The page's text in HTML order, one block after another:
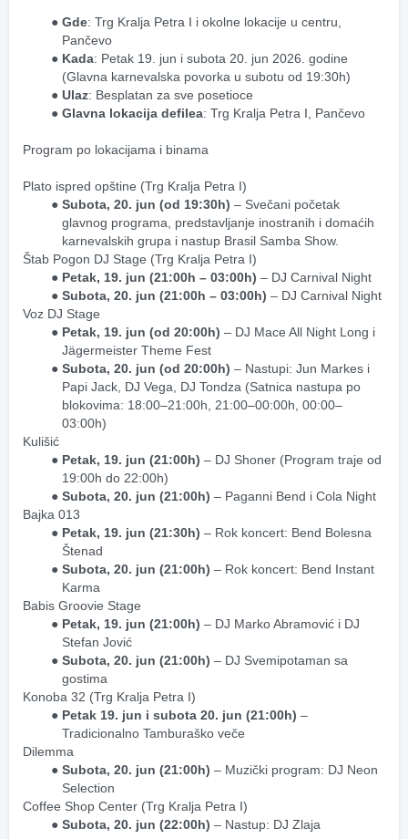
Gde: Trg Kralja Petra I i okolne lokacije u centru,
Pančevo
Kada: Petak 19. jun i subota 20. jun 2026. godine
(Glavna karnevalska povorka u subotu od 19:30h)
Ulaz: Besplatan za sve posetioce
Glavna lokacija defilea: Trg Kralja Petra I, Pančevo
Program po lokacijama i binama
Plato ispred opštine (Trg Kralja Petra I)
Subota, 20. jun (od 19:30h) – Svečani početak
glavnog programa, predstavljanje inostranih i domaćih
karnevalskih grupa i nastup Brasil Samba Show.
Štab Pogon DJ Stage (Trg Kralja Petra I)
Petak, 19. jun (21:00h – 03:00h) – DJ Carnival Night
Subota, 20. jun (21:00h – 03:00h) – DJ Carnival Night
Voz DJ Stage
Petak, 19. jun (od 20:00h) – DJ Mace All Night Long i
Jägermeister Theme Fest
Subota, 20. jun (od 20:00h) – Nastupi: Jun Markes i
Papi Jack, DJ Vega, DJ Tondza (Satnica nastupa po
blokovima: 18:00–21:00h, 21:00–00:00h, 00:00–
03:00h)
Kulišić
Petak, 19. jun (21:00h) – DJ Shoner (Program traje od
19:00h do 22:00h)
Subota, 20. jun (21:00h) – Paganni Bend i Cola Night
Bajka 013
Petak, 19. jun (21:30h) – Rok koncert: Bend Bolesna
Štenad
Subota, 20. jun (21:00h) – Rok koncert: Bend Instant
Karma
Babis Groovie Stage
Petak, 19. jun (21:00h) – DJ Marko Abramović i DJ
Stefan Jović
Subota, 20. jun (21:00h) – DJ Svemipotaman sa
gostima
Konoba 32 (Trg Kralja Petra I)
Petak 19. jun i subota 20. jun (21:00h) –
Tradicionalno Tamburaško veče
Dilemma
Subota, 20. jun (21:00h) – Muzički program: DJ Neon
Selection
Coffee Shop Center (Trg Kralja Petra I)
Subota, 20. jun (22:00h) – Nastup: DJ Zlaja